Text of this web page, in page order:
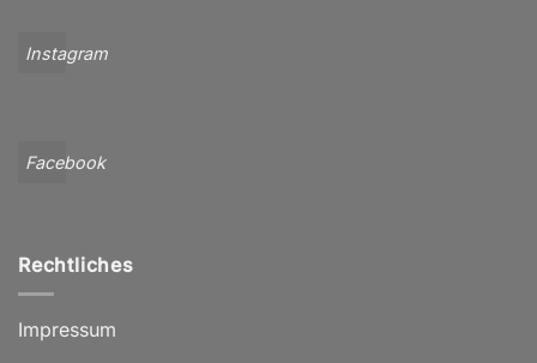
Instagram
Facebook
Rechtliches
Impressum